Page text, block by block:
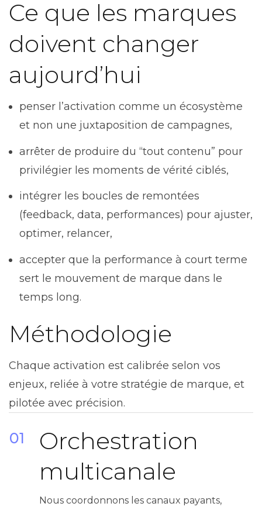
Ce que les marques
doivent changer
aujourd’hui
penser l’activation comme un écosystème
et non une juxtaposition de campagnes,
arrêter de produire du “tout contenu” pour
privilégier les moments de vérité ciblés,
intégrer les boucles de remontées
(feedback, data, performances) pour ajuster,
optim­er, relancer,
accepter que la performance à court terme
sert le mouvement de marque dans le
temps long.
Méthodologie
Chaque activation est calibrée selon vos
enjeux, reliée à votre stratégie de marque, et
pilotée avec précision.
01
Orchestration
multicanale
Nous coordonnons les canaux payants,